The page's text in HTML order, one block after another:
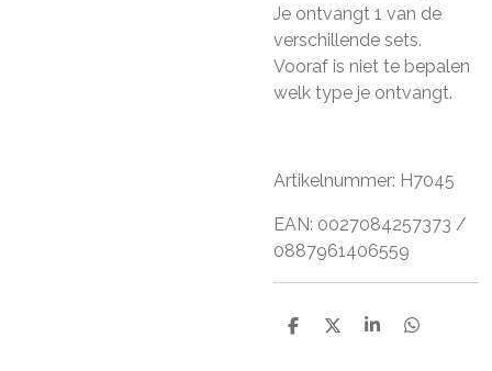
Je ontvangt 1 van de
verschillende sets.
Vooraf is niet te bepalen
welk type je ontvangt.
Artikelnummer: H7045
EAN: 0027084257373 /
0887961406559
D
D
S
D